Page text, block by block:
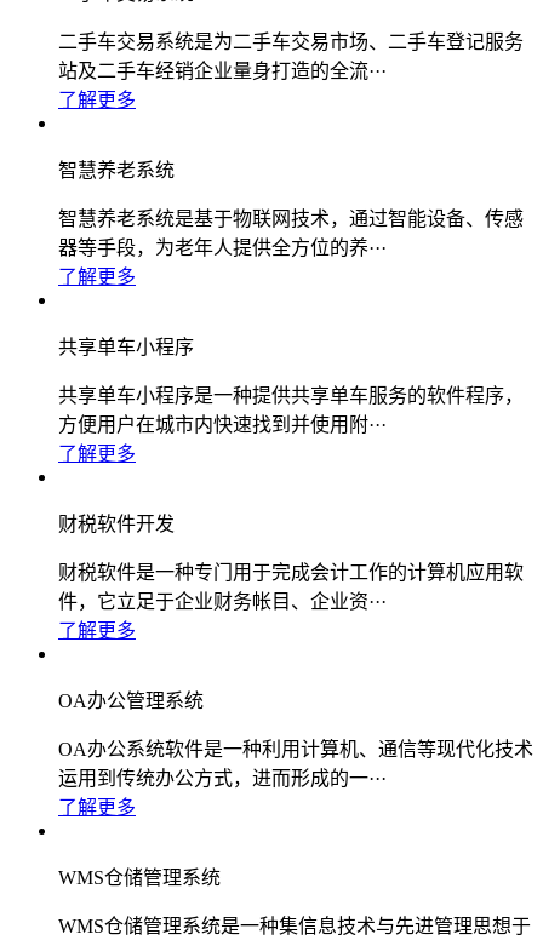
二手车交易系统是为二手车交易市场、二手车登记服务
站及二手车经销企业量身打造的全流···
了解更多
智慧养老系统
智慧养老系统是基于物联网技术，通过智能设备、传感
器等手段，为老年人提供全方位的养···
了解更多
共享单车小程序
共享单车小程序是一种提供共享单车服务的软件程序，
方便用户在城市内快速找到并使用附···
了解更多
财税软件开发
财税软件是一种专门用于完成会计工作的计算机应用软
件，它立足于企业财务帐目、企业资···
了解更多
OA办公管理系统
OA办公系统软件是一种利用计算机、通信等现代化技术
运用到传统办公方式，进而形成的一···
了解更多
WMS仓储管理系统
WMS仓储管理系统是一种集信息技术与先进管理思想于